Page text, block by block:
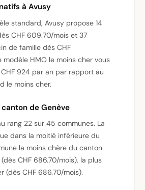
à Avusy
standard, Avusy propose 14
CHF 609.70/mois et 37
de famille dès CHF
modèle HMO le moins cher vous
924 par an par rapport au
le moins cher.
de Genève
rang 22 sur 45 communes. La
dans la moitié inférieure du
la moins chère du canton
CHF 686.70/mois), la plus
(dès CHF 686.70/mois).